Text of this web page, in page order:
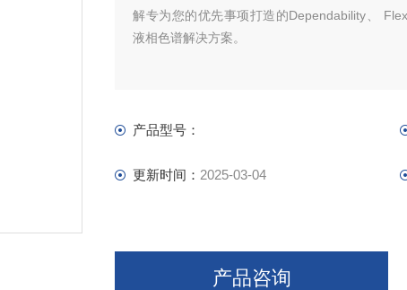
解专为您的优先事项打造的Dependability、
液相色谱解决方案。
产品型号：
更新时间： 2025-03-04
产品咨询